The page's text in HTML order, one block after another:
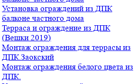
Установка ограждений из ДПК
балконе частного дома
Терраса и ограждение из ДПК
(Вешки 2019)
Монтаж ограждения для террасы из
ДПК.Заокский
Монтаж ограждения белого цвета из
ДПК.